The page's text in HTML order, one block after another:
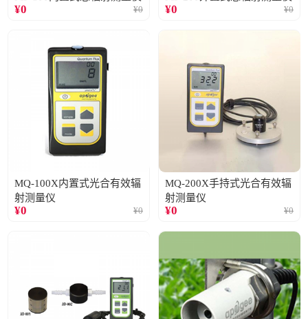
¥0 ¥0 ¥0 ¥0
MQ-100X内置式光合有效辐
射测量仪
¥0 ¥0
MQ-200X手持式光合有效辐
射测量仪
¥0 ¥0